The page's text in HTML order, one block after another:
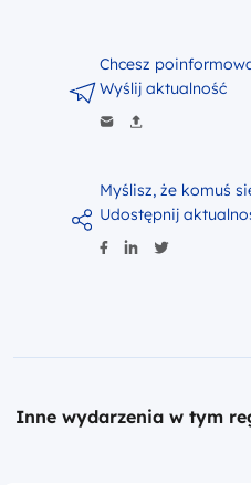
Myślisz, że komuś
Udostępnij
Chcesz
Wyślij aktualność
Inne wydarzenia w tym